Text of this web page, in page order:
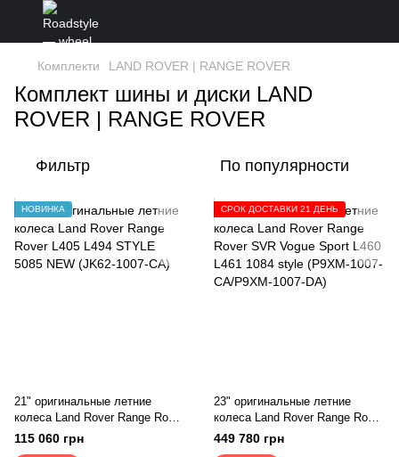
Комплекти LAND ROVER | RANGE ROVER
Комплект шины и диски LAND
ROVER | RANGE ROVER
Фильтр По популярности
НОВИНКА
21" оригинальные летние
колеса Land Rover Range Rover
L405 L494 STYLE 5085 NEW
(JK62-1007-CA)
115 060 грн
СРОК ДОСТАВКИ 21 ДЕНЬ
23" оригинальные летние
колеса Land Rover Range Rover
SVR Vogue Sport L460 L461
1084 style (P9XM-1007-
449 780 грн